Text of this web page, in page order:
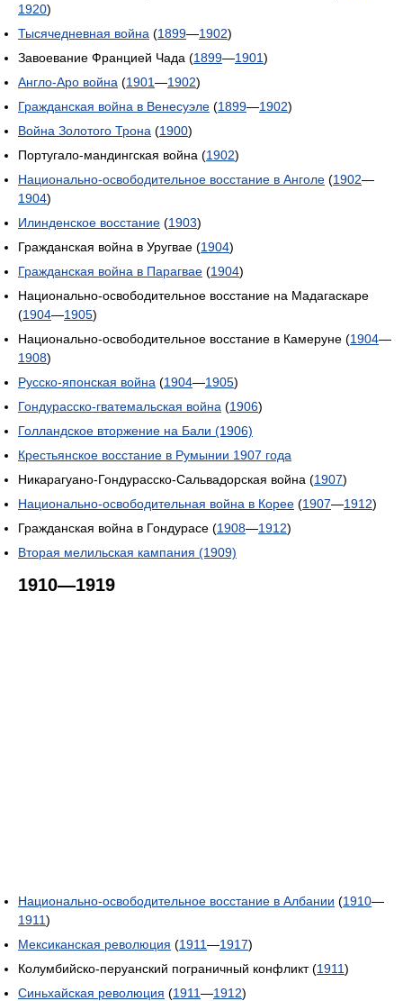
1920)
Тысячедневная война (1899—1902)
Завоевание Францией Чада (1899—1901)
Англо-Аро война (1901—1902)
Гражданская война в Венесуэле (1899—1902)
Война Золотого Трона (1900)
Португало-мандингская война (1902)
Национально-освободительное восстание в Анголе (1902—
1904)
Илинденское восстание (1903)
Гражданская война в Уругвае (1904)
Гражданская война в Парагвае (1904)
Национально-освободительное восстание на Мадагаскаре
(1904—1905)
Национально-освободительное восстание в Камеруне (1904—
1908)
Русско-японская война (1904—1905)
Гондурасско-гватемальская война (1906)
Голландское вторжение на Бали (1906)
Крестьянское восстание в Румынии 1907 года
Никарагуано-Гондурасско-Сальвадорская война (1907)
Национально-освободительная война в Корее (1907—1912)
Гражданская война в Гондурасе (1908—1912)
Вторая мелильская кампания (1909)
1910—1919
Национально-освободительное восстание в Албании (1910—
1911)
Мексиканская революция (1911—1917)
Колумбийско-перуанский пограничный конфликт (1911)
Синьхайская революция (1911—1912)